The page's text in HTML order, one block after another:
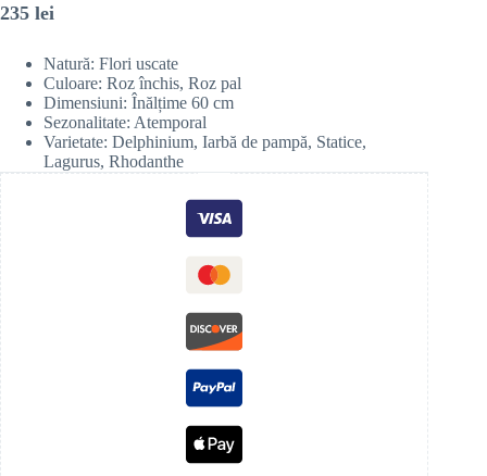
235 lei
Natură: Flori uscate
Culoare: Roz închis, Roz pal
Dimensiuni: Înălțime 60 cm
Sezonalitate: Atemporal
Varietate: Delphinium, Iarbă de pampă, Statice,
Lagurus, Rhodanthe